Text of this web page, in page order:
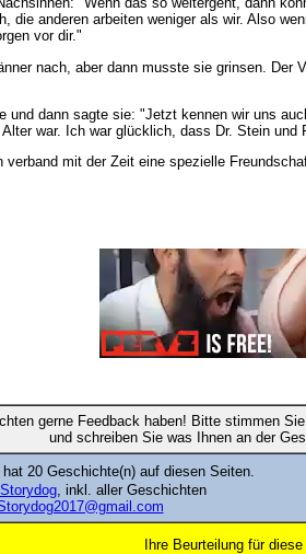
die anderen arbeiten weniger als wir. Also
vor dir."
nach, aber dann musste sie grinsen.
und dann sagte sie: "Jetzt kennen wir uns
war. Ich war glücklich, dass Dr. Stein
mit der Zeit eine spezielle
gerne Feedback haben! Bitte stimmen
und schreiben Sie was Ihnen an der
20 Geschichte(n) auf diesen Seiten.
, inkl. aller Geschichten
Ihre Beurteilung für